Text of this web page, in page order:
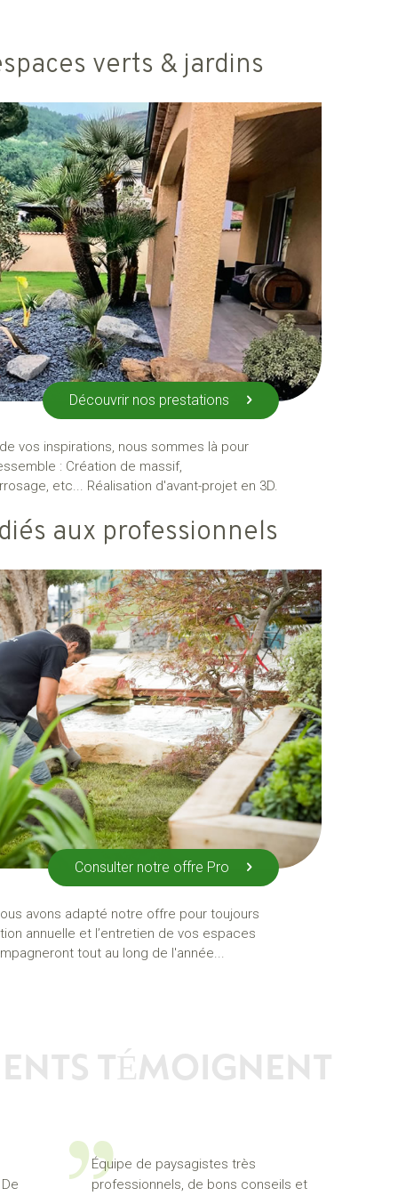
verts & jardins
Découvrir nos prestations
vos inspirations, nous sommes là pour
: Création de massif,
etc... Réalisation d'avant-projet en 3D.
aux professionnels
Consulter notre offre Pro
avons adapté notre offre pour toujours
annuelle et l’entretien de vos espaces
tout au long de l'année...
TÉMOIGNENT
Équipe de paysagistes très
professionnels, de bons conseils et